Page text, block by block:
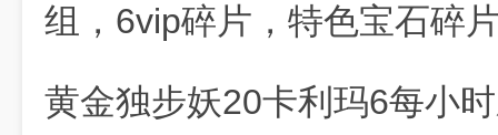
组，6vip碎片，特色宝石碎
黄金独步妖20卡利玛6每小